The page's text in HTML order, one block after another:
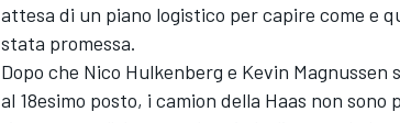
attesa di un piano logistico per capire come e
stata promessa.
Dopo che Nico Hulkenberg e Kevin
al 18esimo posto, i camion della Haas non